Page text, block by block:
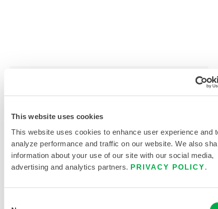
This website uses cookies
This website uses cookies to enhance user experience and
analyze performance and traffic on our website. We also
information about your use of our site with our social media,
advertising and analytics partners. PRIVACY POLICY
GRÖSSENTABELLE FÜR E
INWEG- UND C
HEMIKALIENSCHUTZKLEIDUNG